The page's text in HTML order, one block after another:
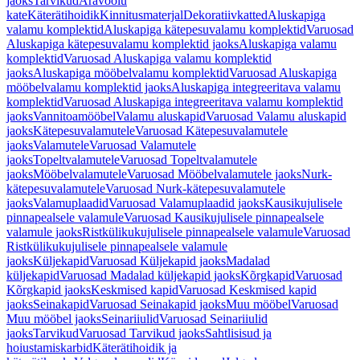
kateKäterätihoidikKinnitusmaterjalDekoratiivkattedAluskapiga
valamu komplektidAluskapiga kätepesuvalamu komplektidVaruosad
Aluskapiga kätepesuvalamu komplektid jaoksAluskapiga valamu
komplektidVaruosad Aluskapiga valamu komplektid
jaoksAluskapiga mööbelvalamu komplektidVaruosad Aluskapiga
mööbelvalamu komplektid jaoksAluskapiga integreeritava valamu
komplektidVaruosad Aluskapiga integreeritava valamu komplektid
jaoksVannitoamööbelValamu aluskapidVaruosad Valamu aluskapid
jaoksKätepesuvalamuteleVaruosad Kätepesuvalamutele
jaoksValamuteleVaruosad Valamutele
jaoksTopeltvalamuteleVaruosad Topeltvalamutele
jaoksMööbelvalamuteleVaruosad Mööbelvalamutele jaoksNurk-
kätepesuvalamuteleVaruosad Nurk-kätepesuvalamutele
jaoksValamuplaadidVaruosad Valamuplaadid jaoksKausikujulisele
pinnapealsele valamuleVaruosad Kausikujulisele pinnapealsele
valamule jaoksRistkülikukujulisele pinnapealsele valamuleVaruosad
Ristkülikukujulisele pinnapealsele valamule
jaoksKüljekapidVaruosad Küljekapid jaoksMadalad
küljekapidVaruosad Madalad küljekapid jaoksKõrgkapidVaruosad
Kõrgkapid jaoksKeskmised kapidVaruosad Keskmised kapid
jaoksSeinakapidVaruosad Seinakapid jaoksMuu mööbelVaruosad
Muu mööbel jaoksSeinariiulidVaruosad Seinariiulid
jaoksTarvikudVaruosad Tarvikud jaoksSahtlisisud ja
hoiustamiskarbidKäterätihoidik ja